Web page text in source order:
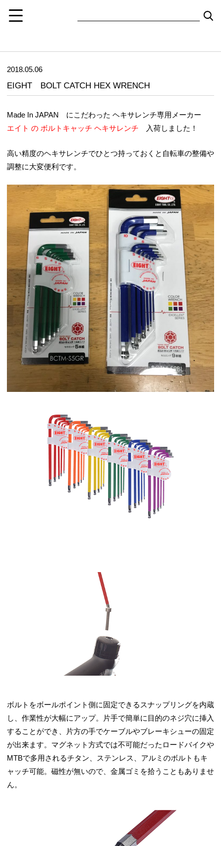
2018.05.06
EIGHT BOLT CATCH HEX WRENCH
Made In JAPAN にこだわった ヘキサレンチ専用メーカー
エイト の ボルトキャッチ ヘキサレンチ 入荷しました！
高い精度のヘキサレンチでひとつ持っておくと自転車の整備や
調整に大変便利です。
ボルトをボールポイント側に固定できるスナップリングを内蔵
し、作業性が大幅にアップ。片手で簡単に目的のネジ穴に挿入
することができ、片方の手でケーブルやブレーキシューの固定
が出来ます。マグネット方式では不可能だったロードバイクや
MTBで多用されるチタン、ステンレス、アルミのボルトもキ
ャッチ可能。磁性が無いので、金属ゴミを拾うこともありませ
ん。